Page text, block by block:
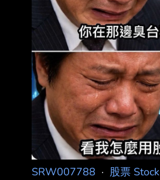
SRW007788 · 股票 Stock